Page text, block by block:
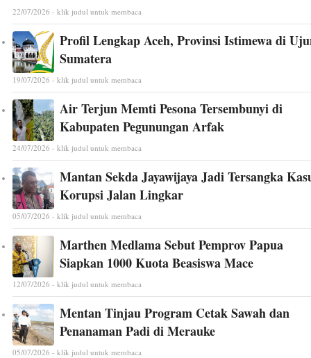
22/07/2026 - klik judul untuk membaca
Profil Lengkap Aceh, Provinsi Istimewa di
Sumatera
19/07/2026 - klik judul untuk membaca
Air Terjun Memti Pesona Tersembunyi di
Kabupaten Pegunungan Arfak
24/07/2026 - klik judul untuk membaca
Mantan Sekda Jayawijaya Jadi Tersangka
Korupsi Jalan Lingkar
05/07/2026 - klik judul untuk membaca
Marthen Medlama Sebut Pemprov Papua
Siapkan 1000 Kuota Beasiswa Mace
12/07/2026 - klik judul untuk membaca
Mentan Tinjau Program Cetak Sawah dan
Penanaman Padi di Merauke
05/07/2026 - klik judul untuk membaca